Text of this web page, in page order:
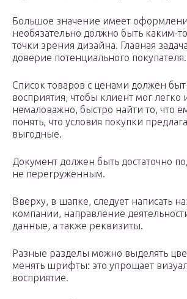
Большое значение имеет
необязательно должно быть каким-
точки зрения дизайна. Главная
доверие потенциального покупателя.
Список товаров с ценами должен
восприятия, чтобы клиент мог легко
немаловажно, быстро найти то, что
понять, что условия покупки
выгодные.
Документ должен быть достаточно
не перегруженным.
Вверху, в шапке, следует написать
компании, направление
данные, а также реквизиты.
Разные разделы можно выделять
менять шрифты: это упрощает
восприятие.